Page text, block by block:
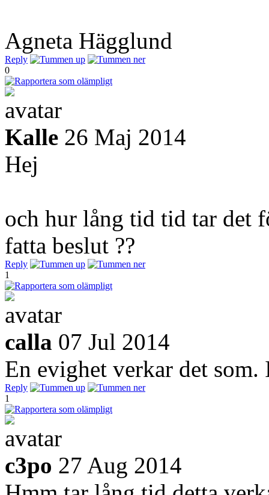
Agneta Hägglund
Reply
0
Kalle 26 Maj 2014
Hej
och hur lång tid tid tar det
fatta beslut ??
Reply
1
calla 07 Jul 2014
En evighet verkar det som.
Reply
1
c3po 27 Aug 2014